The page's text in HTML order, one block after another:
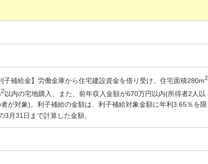
子補給金】労働金庫から住宅建設資金を借り受け、住宅面積280m2
2以内の宅地購入、また、前年収入金額が670万円以内(所得者2人以
が対象)。利子補給の金額は、利子補給対象金額に年利3.65％を限
月31日まで計算した金額。